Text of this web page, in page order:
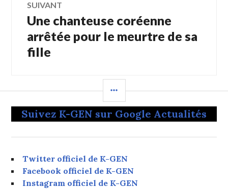
SUIVANT
Article
Suivant:
Une chanteuse coréenne
arrêtée pour le meurtre de sa
fille
LATÉRALE
Suivez K-GEN sur Google Actualités
Twitter officiel de K-GEN
Facebook officiel de K-GEN
Instagram officiel de K-GEN